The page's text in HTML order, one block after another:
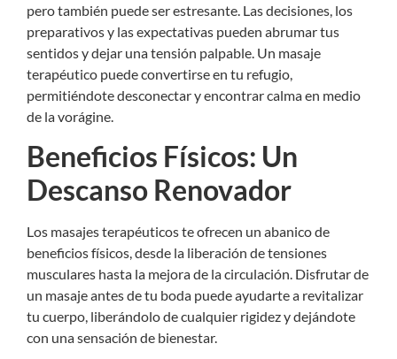
pero también puede ser estresante. Las decisiones, los
preparativos y las expectativas pueden abrumar tus
sentidos y dejar una tensión palpable. Un masaje
terapéutico puede convertirse en tu refugio,
permitiéndote desconectar y encontrar calma en medio
de la vorágine.
Beneficios Físicos: Un
Descanso Renovador
Los masajes terapéuticos te ofrecen un abanico de
beneficios físicos, desde la liberación de tensiones
musculares hasta la mejora de la circulación. Disfrutar de
un masaje antes de tu boda puede ayudarte a revitalizar
tu cuerpo, liberándolo de cualquier rigidez y dejándote
con una sensación de bienestar.